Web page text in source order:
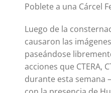
Poblete a una Cárcel
Luego de la
causaron las
paseándose
acciones que CTERA,
durante esta semana